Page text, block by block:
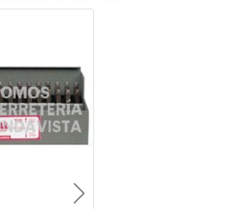
Siguiente